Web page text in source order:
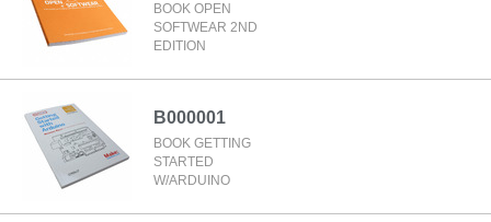
BOOK OPEN
SOFTWEAR 2ND
EDITION
B000001
BOOK GETTING
STARTED
W/ARDUINO